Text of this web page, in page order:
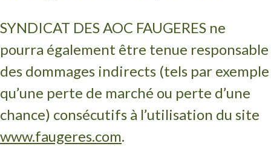
SYNDICAT DES AOC FAUGERES ne
pourra également être tenue responsable
des dommages indirects (tels par exemple
qu’une perte de marché ou perte d’une
chance) consécutifs à l’utilisation du site
www.faugeres.com.